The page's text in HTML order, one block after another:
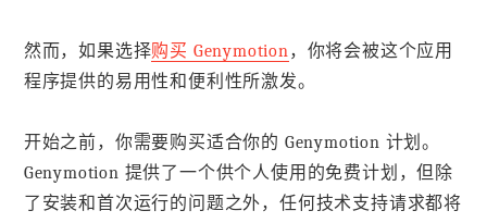
然而，如果选择购买 Genymotion ，你将会被这个应用
程序提供的易用性和便利性所激发。
开始之前，你需要购买适合你的 Genymotion 计划。
Genymotion 提供了一个供个人使用的免费计划，但除
了安装和首次运行的问题之外，任何技术支持请求都将